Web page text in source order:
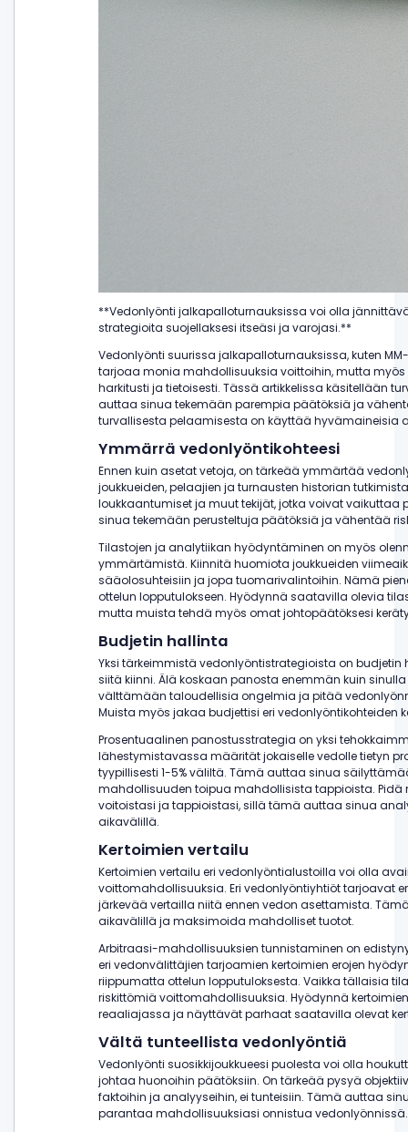
**Vedonlyönti jalkapalloturnauksissa voi olla
strategioita suojellaksesi itseäsi ja varojasi.**
Vedonlyönti suurissa jalkapalloturnauksissa, kuten
tarjoaa monia mahdollisuuksia voittoihin, mutta
harkitusti ja tietoisesti. Tässä artikkelissa käsitellään
auttaa sinua tekemään parempia päätöksiä ja
turvallisesta pelaamisesta on käyttää hyvämaineisia
Ymmärrä vedonlyöntikohteesi
Ennen kuin asetat vetoja, on tärkeää ymmärtää
joukkueiden, pelaajien ja turnausten historian
loukkaantumiset ja muut tekijät, jotka voivat vaikuttaa
sinua tekemään perusteltuja päätöksiä ja vähentää
Tilastojen ja analytiikan hyödyntäminen on myös
ymmärtämistä. Kiinnitä huomiota joukkueiden
sääolosuhteisiin ja jopa tuomarivalintoihin. Nämä
ottelun lopputulokseen. Hyödynnä saatavilla olevia
mutta muista tehdä myös omat johtopäätöksesi
Budjetin hallinta
Yksi tärkeimmistä vedonlyöntistrategioista on
siitä kiinni. Älä koskaan panosta enemmän kuin
välttämään taloudellisia ongelmia ja pitää
Muista myös jakaa budjettisi eri vedonlyöntikohteiden
Prosentuaalinen panostusstrategia on yksi
lähestymistavassa määrität jokaiselle vedolle tietyn
tyypillisesti 1-5% väliltä. Tämä auttaa sinua
mahdollisuuden toipua mahdollisista tappioista. Pidä
voitoistasi ja tappioistasi, sillä tämä auttaa sinua
aikavälillä.
Kertoimien vertailu
Kertoimien vertailu eri vedonlyöntialustoilla voi olla
voittomahdollisuuksia. Eri vedonlyöntiyhtiöt tarjoavat
järkevää vertailla niitä ennen vedon asettamista.
aikavälillä ja maksimoida mahdolliset tuotot.
Arbitraasi-mahdollisuuksien tunnistaminen on
eri vedonvälittäjien tarjoamien kertoimien erojen
riippumatta ottelun lopputuloksesta. Vaikka tällaisia
riskittömiä voittomahdollisuuksia. Hyödynnä
reaaliajassa ja näyttävät parhaat saatavilla olevat
Vältä tunteellista vedonlyöntiä
Vedonlyönti suosikkijoukkueesi puolesta voi olla
johtaa huonoihin päätöksiin. On tärkeää pysyä
faktoihin ja analyyseihin, ei tunteisiin. Tämä auttaa
parantaa mahdollisuuksiasi onnistua vedonlyönnissä.